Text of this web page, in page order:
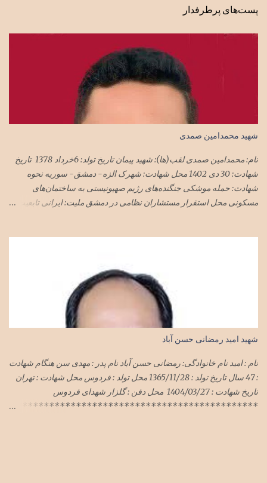
پست‌های پرطرفدار
شهید محمدامین صمدی
نام: محمدامین صمدی لقب(ها): شهید پیمان تاریخ تولد: 6خرداد 1378 تاریخ
شهادت: 30 دی 1402 محل شهادت: شهرک الزه- دمشق- سوریه نحوه
شهادت: حمله موشکی جنگنده‌های رژیم صهیونیستی به ساختمان‌های
مسکونی محل استقرار مستشاران نظامی در دمشق ملیت: ایرانی تابعیت:
شهید امید رمضانی حسن آباد
نام : امید نام خانوادگی: رمضانی حسن آباد نام پدر : مهدی سن هنگام شهادت
: 47 سال تاریخ تولد : 1365/11/28 محل تولد : فردوس محل شهادت : تهران
تاریخ شهادت : 1404/03/27 محل دفن : گلزار شهدای فردوس
**********************************************